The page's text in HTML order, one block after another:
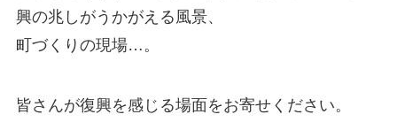
興の兆しがうかがえる風景、
町づくりの現場…。
皆さんが復興を感じる場面をお寄せください。